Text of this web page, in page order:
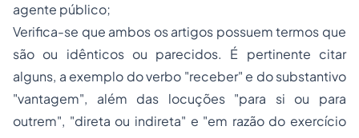
agente público;
Verifica-se que ambos os artigos possuem termos que
são ou idênticos ou parecidos. É pertinente citar
alguns, a exemplo do verbo "receber" e do substantivo
"vantagem", além das locuções "para si ou para
outrem", "direta ou indireta" e "em razão do exercício